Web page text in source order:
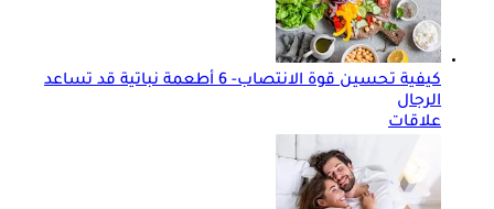
كيفية تحسين قوة الانتصاب- 6 أطعمة نباتية قد تساعد
الرجال
علاقات